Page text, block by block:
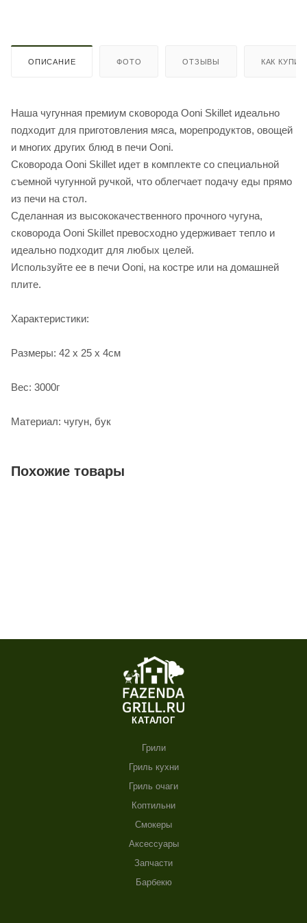
ОПИСАНИЕ ФОТО ОТЗЫВЫ КАК
Наша чугунная премиум сковорода Ooni Skillet идеально
подходит для приготовления мяса, морепродуктов, овощей
и многих других блюд в печи Ooni.
Сковорода Ooni Skillet идет в комплекте со специальной
съемной чугунной ручкой, что облегчает подачу еды прямо
из печи на стол.
Сделанная из высококачественного прочного чугуна,
сковорода Ooni Skillet превосходно удерживает тепло и
идеально подходит для любых целей.
Используйте ее в печи Ooni, на костре или на домашней
плите.
Характеристики:
Размеры: 42 x 25 x 4см
Вес: 3000г
Материал: чугун, бук
Похожие товары
КАТАЛОГ
Грили
Гриль кухни
Гриль очаги
Коптильни
Смокеры
Аксессуары
Запчасти
Барбекю